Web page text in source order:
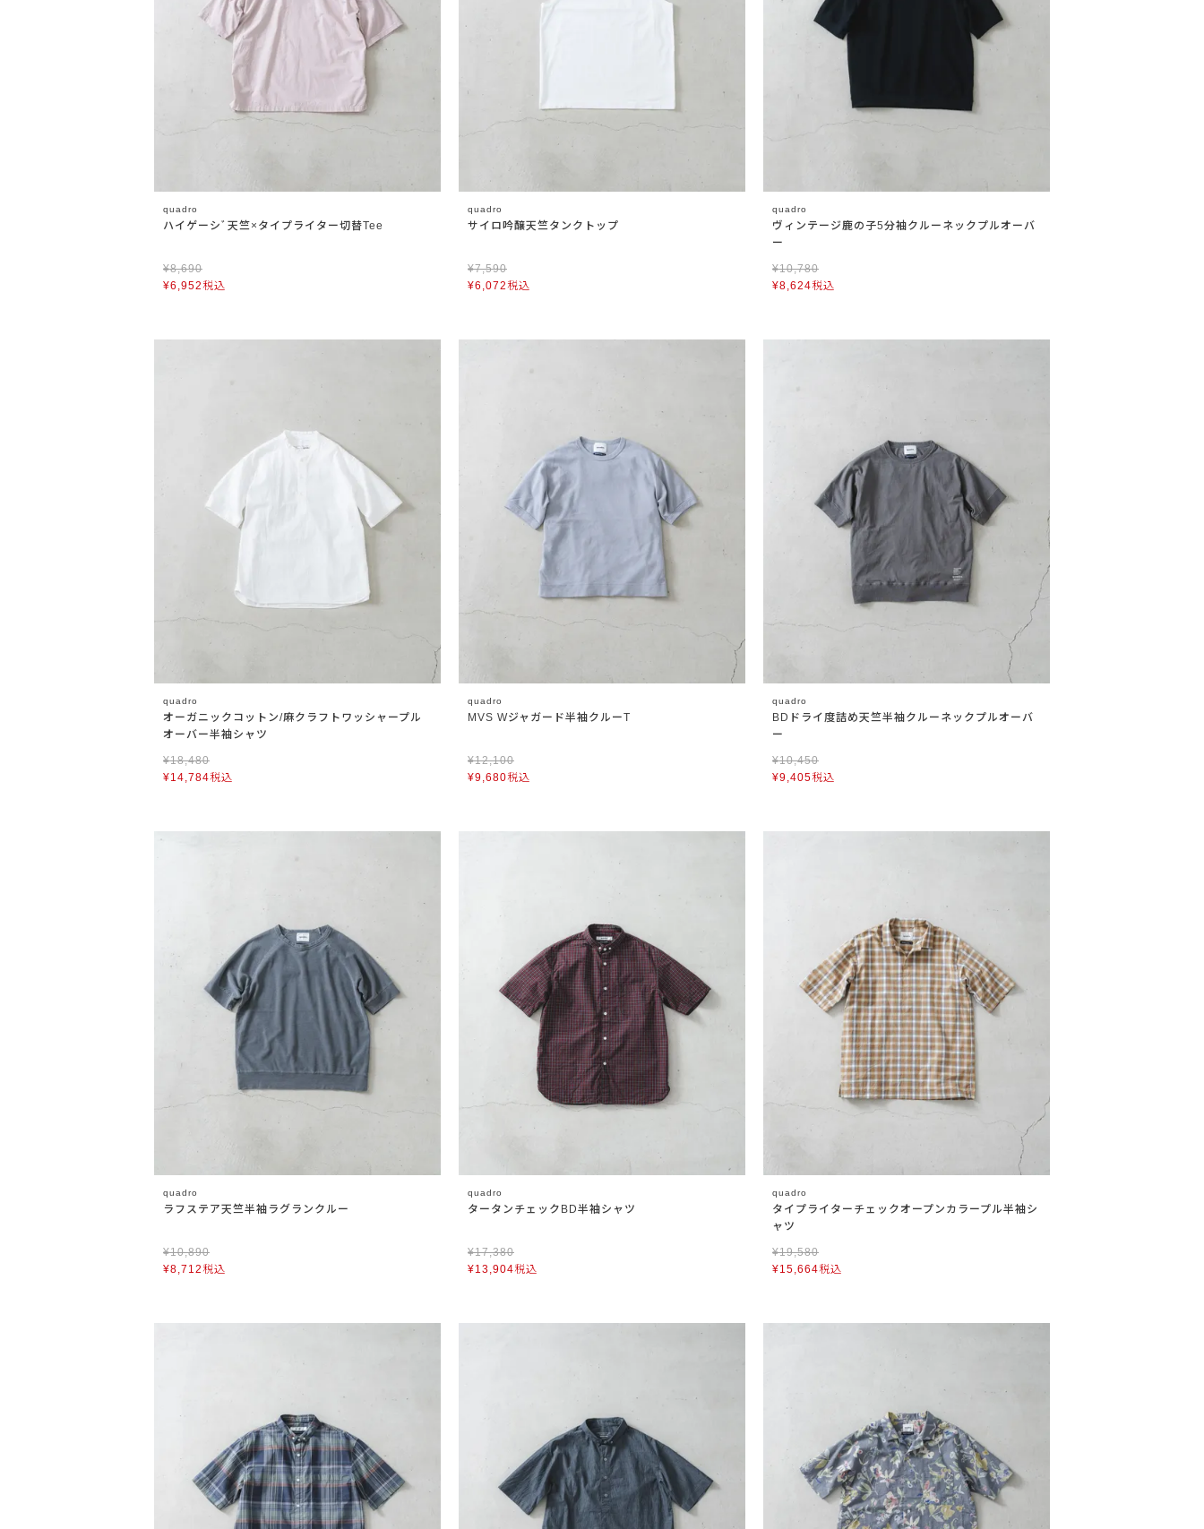
quadro
ハイゲーシﾞ天竺×タイプライター切替Tee
¥8,690
¥6,952税込
quadro
サイロ吟醸天竺タンクトップ
¥7,590
¥6,072税込
quadro
ヴィンテージ鹿の子5分袖クルーネックプルオーバ
ー
¥10,780
¥8,624税込
quadro
オーガニックコットン/麻クラフトワッシャープル
オーバー半袖シャツ
¥18,480
¥14,784税込
quadro
MVS Wジャガード半袖クルーT
¥12,100
¥9,680税込
quadro
BDドライ度詰め天竺半袖クルーネックプルオーバ
ー
¥10,450
¥9,405税込
quadro
ラフステア天竺半袖ラグランクルー
¥10,890
¥8,712税込
quadro
タータンチェックBD半袖シャツ
¥17,380
¥13,904税込
quadro
タイプライターチェックオープンカラープル半袖シ
ャツ
¥19,580
¥15,664税込